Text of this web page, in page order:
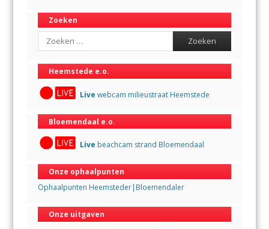
Zoeken
Search
Heemstede e.o.
Live webcam milieustraat Heemstede
Bloemendaal e.o.
Live beachcam strand Bloemendaal
Onze ophaalpunten
Ophaalpunten Heemsteder|Bloemendaler
Onze uitgaven